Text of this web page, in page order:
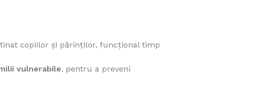
copiilor și părinților, funcțional timp
vulnerabile, pentru a preveni